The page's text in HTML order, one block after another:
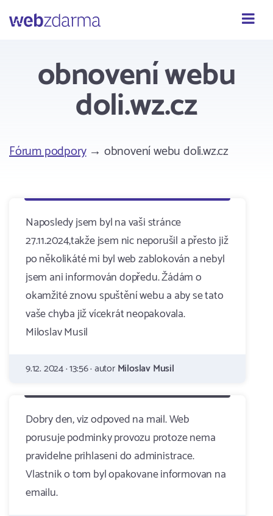
Webzdarma
obnovení webu
doli.wz.cz
Fórum podpory→ obnovení webu doli.wz.cz
Naposledy jsem byl na vaši stránce
27.11.2024,takže jsem nic neporušil a přesto již
po několikáté mi byl web zablokován a nebyl
jsem ani informován dopředu. Žádám o
okamžité znovu spuštění webu a aby se tato
vaše chyba již vícekrát neopakovala.
Miloslav Musil
9.12. 2024 · 13:56 · autorMiloslav Musil
Dobry den, viz odpoved na mail. Web
porusuje podminky provozu protoze nema
pravidelne prihlaseni do administrace.
Vlastnik o tom byl opakovane informovan na
emailu.